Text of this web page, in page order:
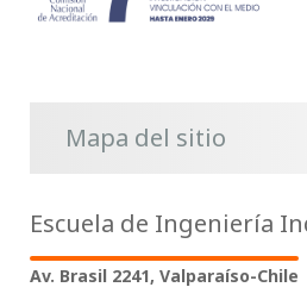
Mapa del sitio
Escuela de Ingeniería
Av. Brasil 2241, Valparaíso-Chile